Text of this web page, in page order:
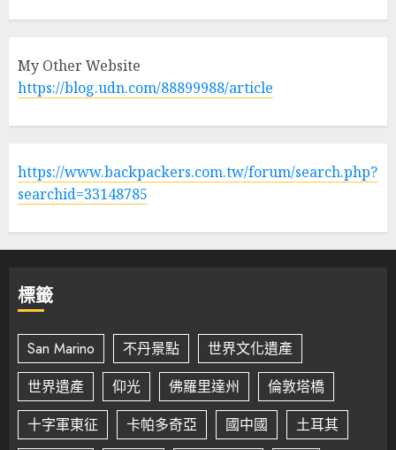
My Other Website
https://blog.udn.com/88899988/article
https://www.backpackers.com.tw/forum/search.php?
searchid=33148785
標籤
San Marino 不丹景點
世界文化遺產
世界遺產
仰光 佛羅里達州
倫敦塔橋
十字軍東征
卡帕多奇亞 國中國 土耳其